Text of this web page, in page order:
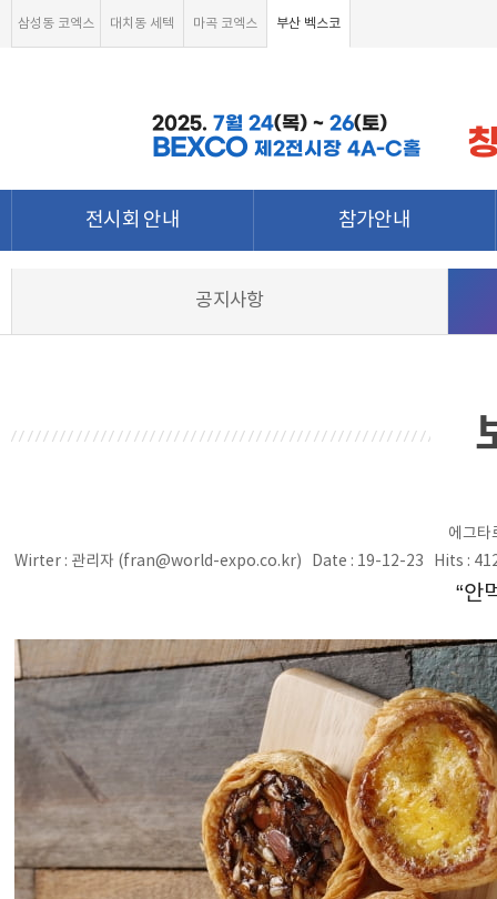
삼성동 코엑스 대치동 세텍 마곡 코엑스 부산 벡스코
2025. 7월 24(목) ~ 26(토)
BEXCO 제2전시장 4A-C홀
전시회 안내 참가안내
온라인 참가문의
공지사항
에그타
Wirter : 관리자 (fran@world-expo.co.kr) Date : 19-12-23 Hits :
“안